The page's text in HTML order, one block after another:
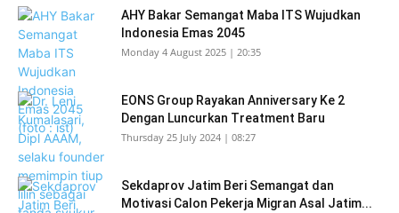
AHY Bakar Semangat Maba ITS Wujudkan
Indonesia Emas 2045
Monday 4 August 2025 | 20:35
EONS Group Rayakan Anniversary Ke 2
Dengan Luncurkan Treatment Baru
Thursday 25 July 2024 | 08:27
Sekdaprov Jatim Beri Semangat dan
Motivasi Calon Pekerja Migran Asal Jatim...